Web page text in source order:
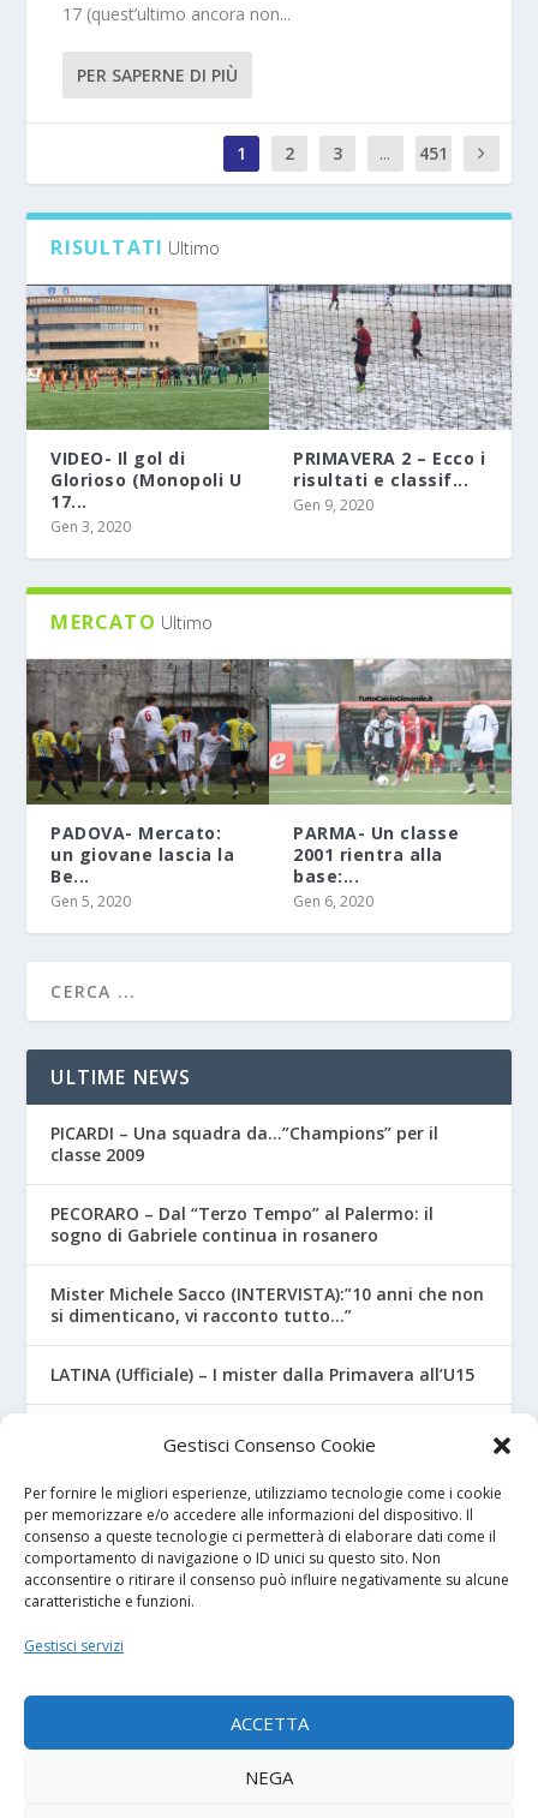
Gestisci Consenso Cookie
Per fornire le migliori esperienze, utilizziamo tecnologie come i cookie
per memorizzare e/o accedere alle informazioni del dispositivo. Il
consenso a queste tecnologie ci permetterà di elaborare dati come il
comportamento di navigazione o ID unici su questo sito. Non
acconsentire o ritirare il consenso può influire negativamente su alcune
caratteristiche e funzioni.
Gestisci servizi
ACCETTA
NEGA
17 (quest’ultimo ancora non...
PER SAPERNE DI PIÙ
1 2 3 ...
451
0
RISULTATI Ultimo
VIDEO- Il gol di
Glorioso (Monopoli U
17...
Gen 3, 2020
PRIMAVERA 2 – Ecco i
risultati e classif...
Gen 9, 2020
MERCATO Ultimo
PADOVA- Mercato:
un giovane lascia la
Be...
Gen 5, 2020
PARMA- Un classe
2001 rientra alla
base:...
Gen 6, 2020
ULTIME NEWS
PICARDI – Una squadra da…”Champions” per il
classe 2009
PECORARO – Dal “Terzo Tempo” al Palermo: il
sogno di Gabriele continua in rosanero
Mister Michele Sacco (INTERVISTA):”10 anni che non
si dimenticano, vi racconto tutto…”
LATINA (Ufficiale) – I mister dalla Primavera all’U15
CROTONE – Primavera/Under 17, novità sui nuovi
I NOSTRI SPONSOR
Calcio Panchina
Diretta.it